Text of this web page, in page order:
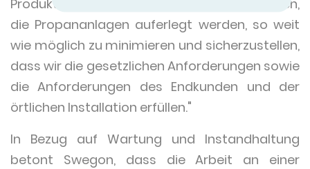
Produkte verfolgen, ist es, die Einschränkungen,
die Propananlagen auferlegt werden, so weit
wie möglich zu minimieren und sicherzustellen,
dass wir die gesetzlichen Anforderungen sowie
die Anforderungen des Endkunden und der
örtlichen Installation erfüllen."
In Bezug auf Wartung und Instandhaltung
betont Swegon, dass die Arbeit an einer